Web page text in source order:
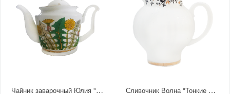
Чайник заварочный Юлия "Солнечный букет" Сливочник Волна "Тонкие веточки"